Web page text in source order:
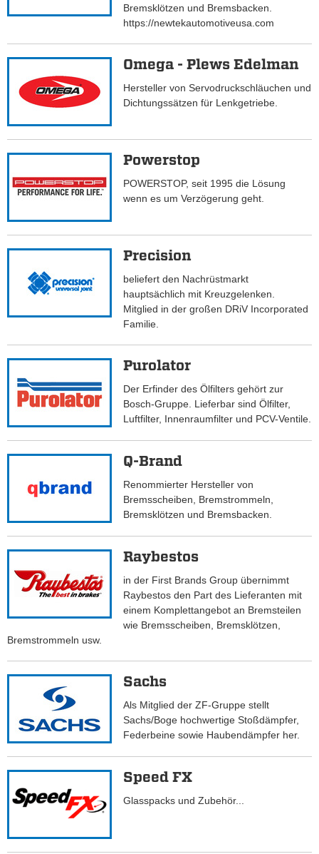
Bremsklötzen und Bremsbacken.
https://newtekautomotiveusa.com
Omega - Plews Edelman
Hersteller von Servodruckschläuchen und
Dichtungssätzen für Lenkgetriebe.
Powerstop
POWERSTOP, seit 1995 die Lösung
wenn es um Verzögerung geht.
Precision
beliefert den Nachrüstmarkt
hauptsächlich mit Kreuzgelenken.
Mitglied in der großen DRiV Incorporated
Familie.
Purolator
Der Erfinder des Ölfilters gehört zur
Bosch-Gruppe. Lieferbar sind Ölfilter,
Luftfilter, Innenraumfilter und PCV-Ventile.
Q-Brand
Renommierter Hersteller von
Bremsscheiben, Bremstrommeln,
Bremsklötzen und Bremsbacken.
Raybestos
in der First Brands Group übernimmt
Raybestos den Part des Lieferanten mit
einem Komplettangebot an Bremsteilen
wie Bremsscheiben, Bremsklötzen,
Bremstrommeln usw.
Sachs
Als Mitglied der ZF-Gruppe stellt
Sachs/Boge hochwertige Stoßdämpfer,
Federbeine sowie Haubendämpfer her.
Speed FX
Glasspacks und Zubehör...